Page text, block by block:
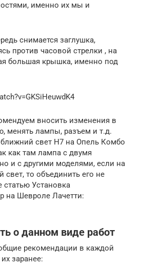
именно их мы и
снимается заглушка,
против часовой стрелки , на
большая крышка, именно под
вносить изменения в
менять лампы, разъем и т.д.
свет H7 на Опель Комбо
как там лампа с двумя
и с другими моделями, если на
свет, то объединить его не
статью Установка
на Шевроле Лачетти:
о данном виде работ
рекомендации в каждой
заранее: